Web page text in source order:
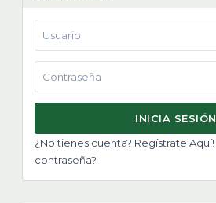
INICIA SESIÓN
¿No tienes cuenta? Regístrate Aquí!
contraseña?